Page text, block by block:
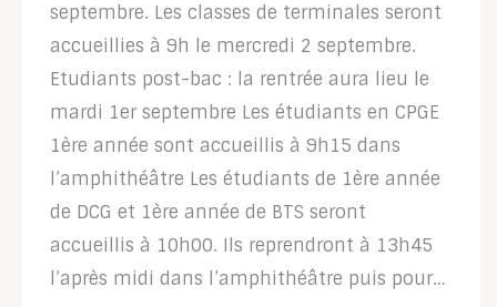
septembre. Les classes de terminales seront
accueillies à 9h le mercredi 2 septembre.
Etudiants post-bac : la rentrée aura lieu le
mardi 1er septembre Les étudiants en CPGE
1ère année sont accueillis à 9h15 dans
l’amphithéâtre Les étudiants de 1ère année
de DCG et 1ère année de BTS seront
accueillis à 10h00. Ils reprendront à 13h45
l’après midi dans l’amphithéâtre puis pour…